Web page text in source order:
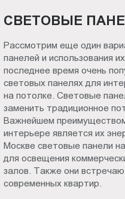
СВЕТОВЫЕ
Рассмотрим еще один
панелей и использования
последнее время очень
световых панелях для
на потолке. Световые
заменить традиционное
Важнейшем
интерьере является их
Москве световые панели
для освещения
залов. Также они
современных квартир.